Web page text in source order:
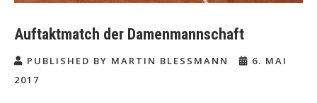
Auftaktmatch der Damenmannschaft
PUBLISHED BY MARTIN BLESSMANN
6. MAI
2017